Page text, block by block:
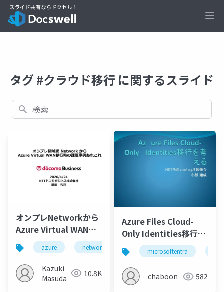
タグ #クラウド移行 に関するスライド
検索
オンプレNetworkから
Azure Virtual WAN移
行時の課題事例あれこ
れ
azure network
Kazuki
Masuda
10.8K
Azure Files Cloud-
Only Identities移行を
考えるmicrosoftentra
chaboon 582